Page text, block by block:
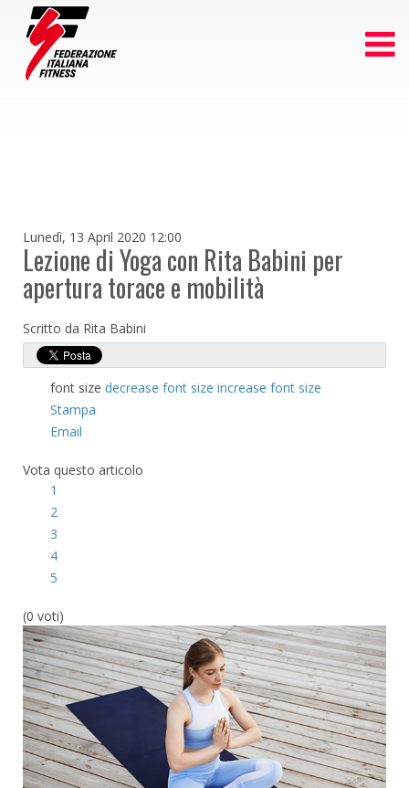
Lunedì, 13 April 2020 12:00
Lezione di Yoga con Rita Babini per
apertura torace e mobilità
Scritto da Rita Babini
font size decrease font size increase font size
Stampa
Email
Vota questo articolo
1
2
3
4
5
(0 voti)